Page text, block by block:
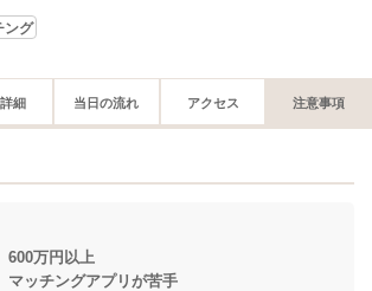
ング
細 当日の流れ アクセス 注意事項
万円以上
マッチングアプリが苦手